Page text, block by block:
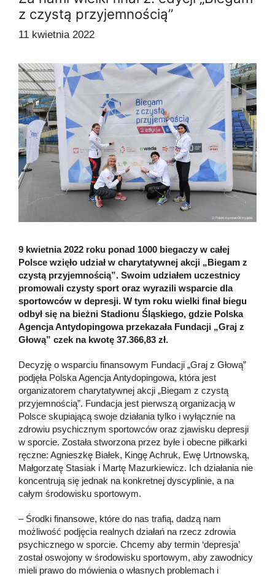
z czystą przyjemnością”
11 kwietnia 2022
9 kwietnia 2022 roku ponad 1000 biegaczy w całej
Polsce wzięło udział w charytatywnej akcji „Biegam z
czystą przyjemnością”. Swoim udziałem uczestnicy
promowali czysty sport oraz wyrazili wsparcie dla
sportowców w depresji. W tym roku wielki finał biegu
odbył się na bieżni Stadionu Śląskiego, gdzie Polska
Agencja Antydopingowa przekazała Fundacji „Graj z
Głową” czek na kwotę 37.366,83 zł.
Decyzję o wsparciu finansowym Fundacji „Graj z Głową”
podjęła Polska Agencja Antydopingowa, która jest
organizatorem charytatywnej akcji „Biegam z czystą
przyjemnością”. Fundacja jest pierwszą organizacją w
Polsce skupiającą swoje działania tylko i wyłącznie na
zdrowiu psychicznym sportowców oraz zjawisku depresji
w sporcie. Została stworzona przez byłe i obecne piłkarki
ręczne: Agnieszkę Białek, Kingę Achruk, Ewę Urtnowską,
Małgorzatę Stasiak i Martę Mazurkiewicz. Ich działania nie
koncentrują się jednak na konkretnej dyscyplinie, a na
całym środowisku sportowym.
– Środki finansowe, które do nas trafią, dadzą nam
możliwość podjęcia realnych działań na rzecz zdrowia
psychicznego w sporcie. Chcemy aby termin ‘depresja’
został oswojony w środowisku sportowym, aby zawodnicy
mieli prawo do mówienia o własnych problemach i